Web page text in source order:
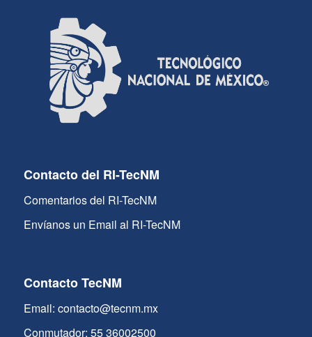
Contacto del RI-TecNM
Comentarios del RI-TecNM
Envíanos un Email al RI-TecNM
Contacto TecNM
Email: contacto@tecnm.mx
Conmutador: 55 36002500